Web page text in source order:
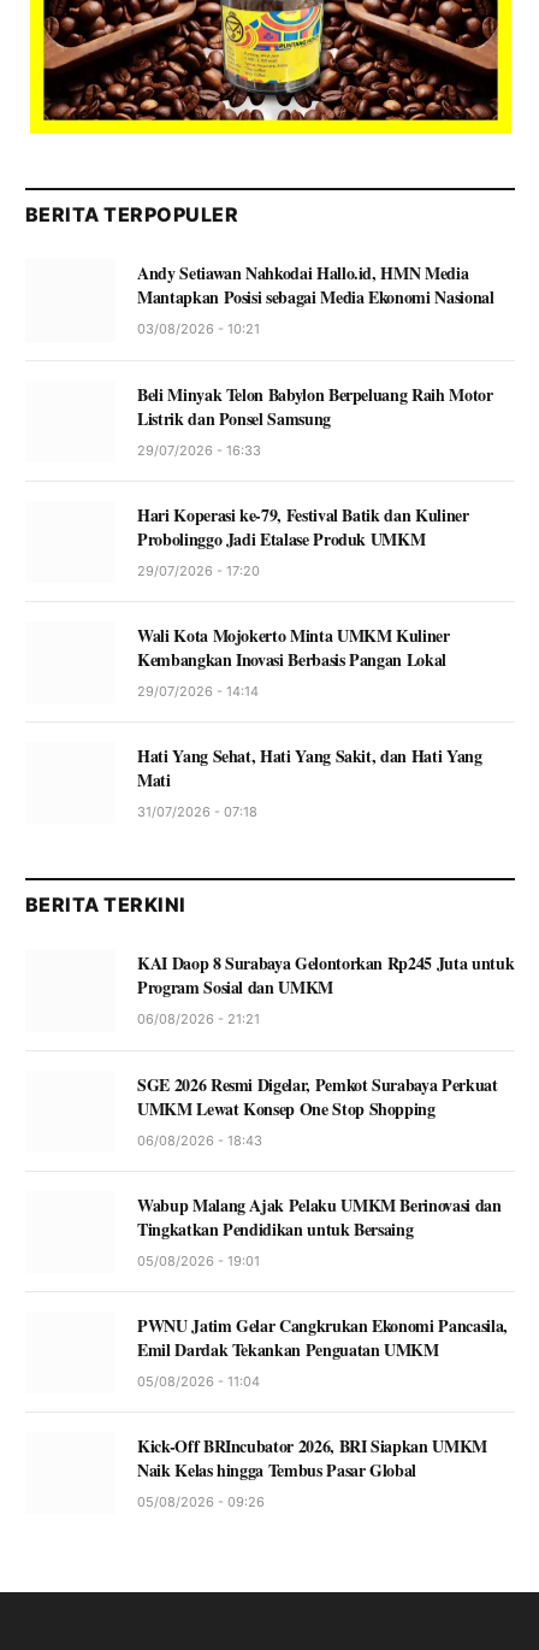
BERITA TERPOPULER
Andy Setiawan Nahkodai Hallo.id, HMN Media
Mantapkan Posisi sebagai Media Ekonomi Nasional
03/08/2026 - 10:21
Beli Minyak Telon Babylon Berpeluang Raih Motor
Listrik dan Ponsel Samsung
29/07/2026 - 16:33
Hari Koperasi ke-79, Festival Batik dan Kuliner
Probolinggo Jadi Etalase Produk UMKM
29/07/2026 - 17:20
Wali Kota Mojokerto Minta UMKM Kuliner
Kembangkan Inovasi Berbasis Pangan Lokal
29/07/2026 - 14:14
Hati Yang Sehat, Hati Yang Sakit, dan Hati Yang
Mati
31/07/2026 - 07:18
BERITA TERKINI
KAI Daop 8 Surabaya Gelontorkan Rp245 Juta untuk
Program Sosial dan UMKM
06/08/2026 - 21:21
SGE 2026 Resmi Digelar, Pemkot Surabaya Perkuat
UMKM Lewat Konsep One Stop Shopping
06/08/2026 - 18:43
Wabup Malang Ajak Pelaku UMKM Berinovasi dan
Tingkatkan Pendidikan untuk Bersaing
05/08/2026 - 19:01
PWNU Jatim Gelar Cangkrukan Ekonomi Pancasila,
Emil Dardak Tekankan Penguatan UMKM
05/08/2026 - 11:04
Kick-Off BRIncubator 2026, BRI Siapkan UMKM
Naik Kelas hingga Tembus Pasar Global
05/08/2026 - 09:26